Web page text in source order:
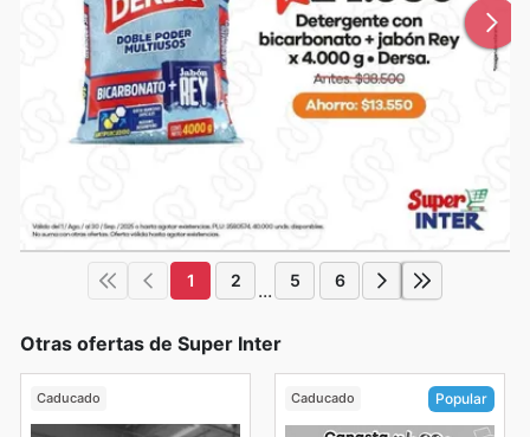
1 2 ... 5 6
Otras ofertas de Super Inter
Caducado Caducado Popular